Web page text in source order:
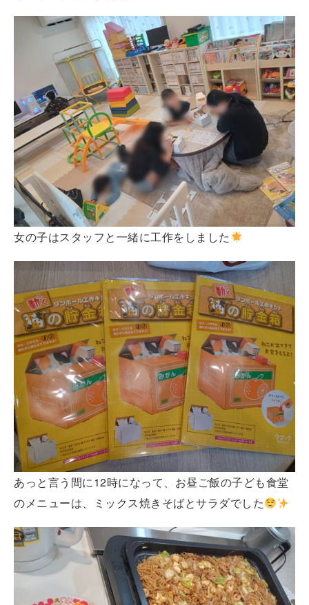
女の子はスタッフと一緒に工作をしました
あっと言う間に12時になって、お昼ご飯の子ども食堂
のメニューは、ミックス焼きそばとサラダでした